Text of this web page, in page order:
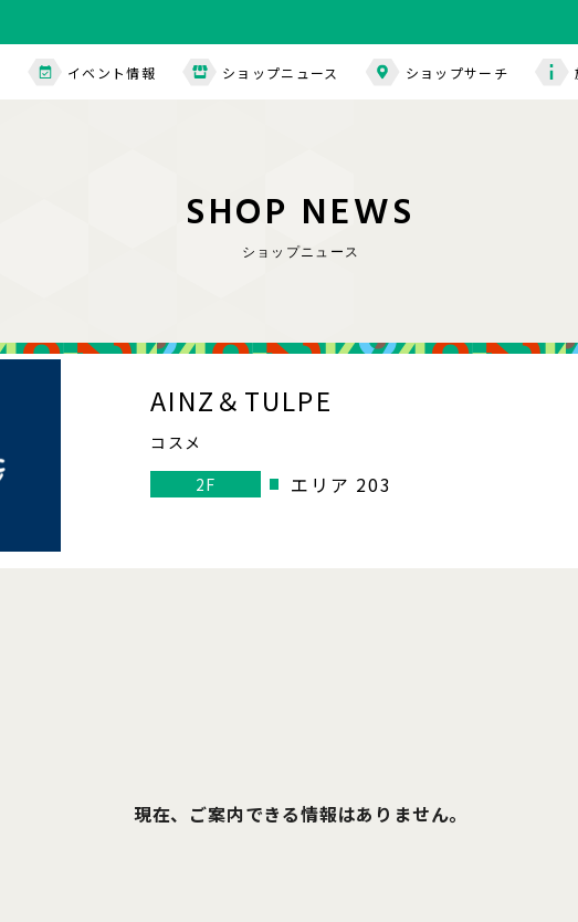
イベント情報 ショップニュース ショップサーチ
SHOP NEWS
ショップニュース
AINZ＆TULPE
コスメ
2F
エリア 203
現在、ご案内できる情報はありません。